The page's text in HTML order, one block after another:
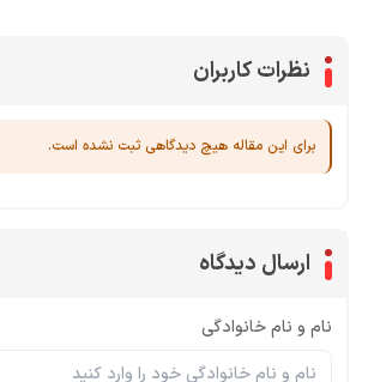
نظرات کاربران
برای این مقاله هیچ دیدگاهی ثبت نشده است.
ارسال دیدگاه
نام و نام خانوادگی